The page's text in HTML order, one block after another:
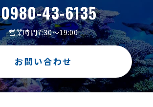
0980-43-6135
営業時間7:30～19:00
お問い合わせ